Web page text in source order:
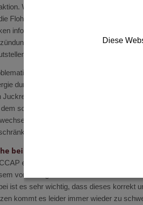
Während sich der Flohbefall sonst
Flohspeichelallergie durch massive
infolgedessen besonders unruhig oder
der Haut. Im Laufe der Zeit
auftreten.
ist besonders, dass bereits ein
durch einzelne Flöhe aufrecht erhalten
Juckreiz zu erkennen. Insbesondere im
sogenannten Sommerekzem – einer
werden. Die Flohspeichelallergie
bei Haustieren konsequent
empfiehlt daher, bei allen betroffenen
vorzubeugen. Ein bestehender
ist es sehr wichtig, dass dieses korrekt
kommt es leider immer wieder zu
Diese